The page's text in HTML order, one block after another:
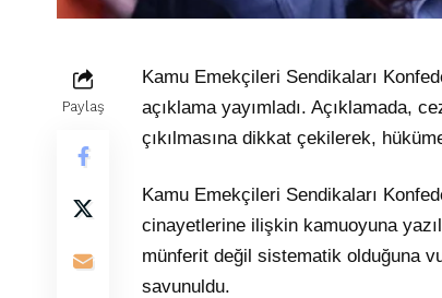
Paylaş
Kamu Emekçileri Sendikaları
açıklama yayımladı. Açıklamada,
çıkılmasına dikkat çekilerek,
Kamu Emekçileri Sendikaları
cinayetlerine ilişkin kamuoyuna
münferit değil sistematik olduğuna
savunuldu.